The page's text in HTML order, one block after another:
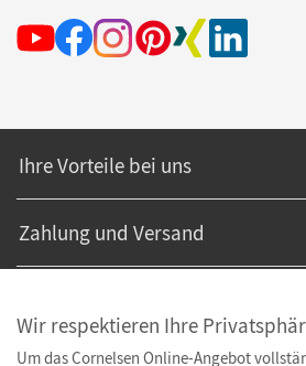
Ihre Vorteile bei uns
Zahlung und Versand
Wir respektieren Ihre
Um das Cornelsen Online-Angebot